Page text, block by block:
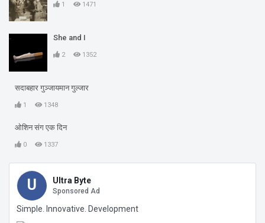
1 1471
She and I
2 1352
सदाबहार गुञ्जायमान गुल्जार
1 1348
ओशिन संग एक दिन
0 1337
U Ultra Byte
Sponsored Ad
Simple. Innovative. Development